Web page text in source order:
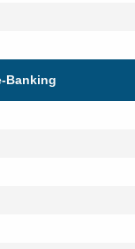
Banking